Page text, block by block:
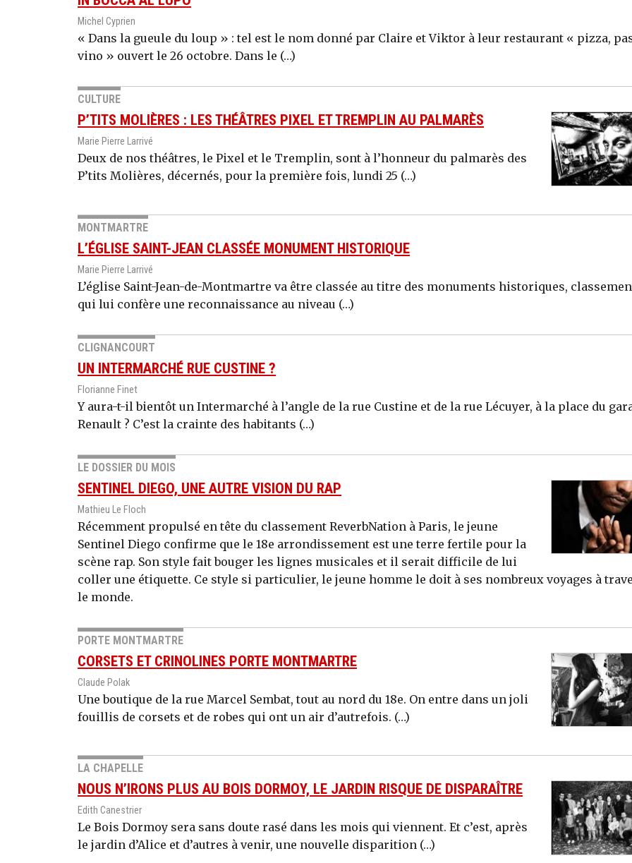
Michel Cyprien
« Dans la gueule du loup » : tel est le nom donné par Claire et Viktor à leur restaurant « pizza,
vino » ouvert le 26 octobre. Dans le (…)
CULTURE
P’TITS MOLIÈRES : LES THÉÂTRES PIXEL ET TREMPLIN AU PALMARÈS
Marie Pierre Larrivé
Deux de nos théâtres, le Pixel et le Tremplin, sont à l’honneur du palmarès des
P’tits Molières, décernés, pour la première fois, lundi 25 (…)
MONTMARTRE
L’ÉGLISE SAINT-JEAN CLASSÉE MONUMENT HISTORIQUE
Marie Pierre Larrivé
L’église Saint-Jean-de-Montmartre va être classée au titre des monuments historiques,
qui lui confère une reconnaissance au niveau (…)
CLIGNANCOURT
UN INTERMARCHÉ RUE CUSTINE ?
Florianne Finet
Y aura-t-il bientôt un Intermarché à l’angle de la rue Custine et de la rue Lécuyer, à la place du
Renault ? C’est la crainte des habitants (…)
LE DOSSIER DU MOIS
SENTINEL DIEGO, UNE AUTRE VISION DU RAP
Mathieu Le Floch
Récemment propulsé en tête du classement ReverbNation à Paris, le jeune
Sentinel Diego confirme que le 18e arrondissement est une terre fertile pour la
scène rap. Son style fait bouger les lignes musicales et il serait difficile de lui
coller une étiquette. Ce style si particulier, le jeune homme le doit à ses nombreux voyages à
le monde.
PORTE MONTMARTRE
CORSETS ET CRINOLINES PORTE MONTMARTRE
Claude Polak
Une boutique de la rue Marcel Sembat, tout au nord du 18e. On entre dans un joli
fouillis de corsets et de robes qui ont un air d’autrefois. (…)
LA CHAPELLE
NOUS N’IRONS PLUS AU BOIS DORMOY, LE JARDIN RISQUE DE DISPARAÎTRE
Edith Canestrier
Le Bois Dormoy sera sans doute rasé dans les mois qui viennent. Et c’est, après
le jardin d’Alice et d’autres à venir, une nouvelle disparition (…)